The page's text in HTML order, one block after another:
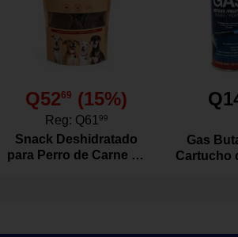
Q5269 (15%)
Reg: Q61 99
Snack Deshidratado
para Perro de Carne de
Gas
Cartucho